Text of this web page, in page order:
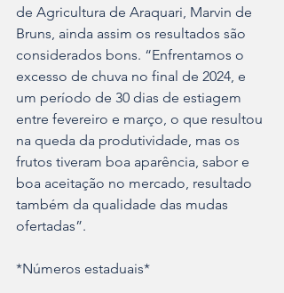
de Agricultura de Araquari, Marvin de
Bruns, ainda assim os resultados são
considerados bons. “Enfrentamos o
excesso de chuva no final de 2024, e
um período de 30 dias de estiagem
entre fevereiro e março, o que resultou
na queda da produtividade, mas os
frutos tiveram boa aparência, sabor e
boa aceitação no mercado, resultado
também da qualidade das mudas
ofertadas”.
*Números estaduais*